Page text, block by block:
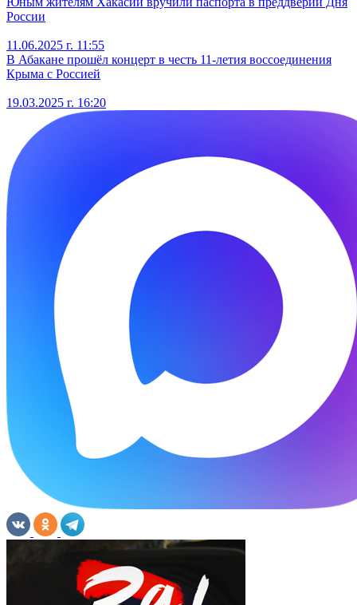
России
11.06.2025 г. 11:55
В Абакане прошёл концерт в честь 11-летия воссоединения
Крыма с Россией
19.03.2025 г. 16:20